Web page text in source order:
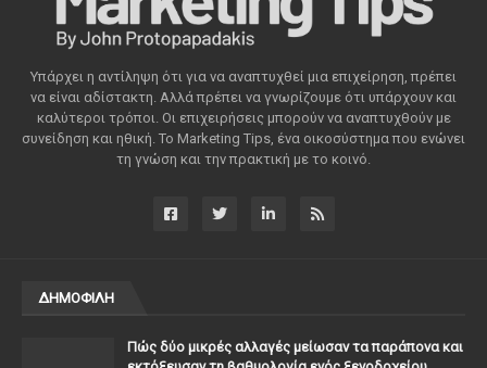
Υπάρχει η αντίληψη ότι για να αναπτυχθεί μια επιχείρηση, πρέπει
να είναι αδίστακτη. Αλλά πρέπει να γνωρίζουμε ότι υπάρχουν και
καλύτεροι τρόποι. Οι επιχειρήσεις μπορούν να αναπτυχθούν με
συνείδηση ​​και ηθική. Το Marketing Tips, ένα οικοσύστημα που ενώνει
τη γνώση και την πρακτική με το κοινό.
ΔΗΜΟΦΙΛΗ
Πώς δύο μικρές αλλαγές μείωσαν τα παράπονα και